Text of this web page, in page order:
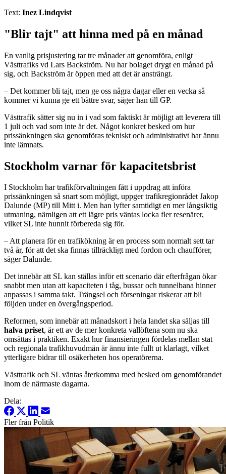
Text: Inez Lindqvist
"Blir tajt" att hinna med på en månad
En vanlig prisjustering tar tre månader att genomföra, enligt
Västtrafiks vd Lars Backström. Nu har bolaget drygt en månad på
sig, och Backström är öppen med att det är ansträngt.
– Det kommer bli tajt, men ge oss några dagar eller en vecka så
kommer vi kunna ge ett bättre svar, säger han till GP.
Västtrafik sätter sig nu in i vad som faktiskt är möjligt att leverera till
1 juli och vad som inte är det. Något konkret besked om hur
prissänkningen ska genomföras tekniskt och administrativt har ännu
inte lämnats.
Stockholm varnar för kapacitetsbrist
I Stockholm har trafikförvaltningen fått i uppdrag att införa
prissänkningen så snart som möjligt, uppger trafikregionrådet Jakop
Dalunde (MP) till Mitt i. Men han lyfter samtidigt en mer långsiktig
utmaning, nämligen att ett lägre pris väntas locka fler resenärer,
vilket SL inte hunnit förbereda sig för.
– Att planera för en trafikökning är en process som normalt sett tar
två år, för att det ska finnas tillräckligt med fordon och chaufförer,
säger Dalunde.
Det innebär att SL kan ställas inför ett scenario där efterfrågan ökar
snabbt men utan att kapaciteten i tåg, bussar och tunnelbana hinner
anpassas i samma takt. Trängsel och förseningar riskerar att bli
följden under en övergångsperiod.
Reformen, som innebär att månadskort i hela landet ska säljas till
halva priset, är ett av de mer konkreta vallöftena som nu ska
omsättas i praktiken. Exakt hur finansieringen fördelas mellan stat
och regionala trafikhuvudmän är ännu inte fullt ut klarlagt, vilket
ytterligare bidrar till osäkerheten hos operatörerna.
Västtrafik och SL väntas återkomma med besked om genomförandet
inom de närmaste dagarna.
Dela:
Fler från Politik